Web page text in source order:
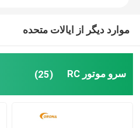
موارد دیگر از ایالات متحده
سرو موتور RC (25)